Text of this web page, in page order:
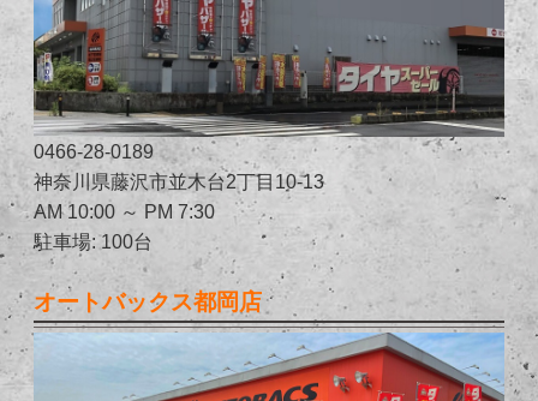
0466-28-0189
神奈川県藤沢市並木台2丁目10-13
AM 10:00 ～ PM 7:30
駐車場: 100台
オートバックス都岡店